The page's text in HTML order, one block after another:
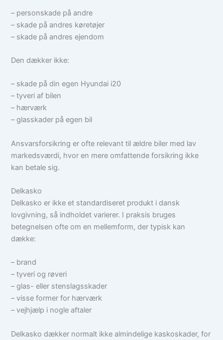
– personskade på andre
– skade på andres køretøjer
– skade på andres ejendom
Den dækker ikke:
– skade på din egen Hyundai i20
– tyveri af bilen
– hærværk
– glasskader på egen bil
Ansvarsforsikring er ofte relevant til ældre biler med lav
markedsværdi, hvor en mere omfattende forsikring ikke
kan betale sig.
Delkasko
Delkasko er ikke et standardiseret produkt i dansk
lovgivning, så indholdet varierer. I praksis bruges
betegnelsen ofte om en mellemform, der typisk kan
dække:
– brand
– tyveri og røveri
– glas- eller stenslagsskader
– visse former for hærværk
– vejhjælp i nogle aftaler
Delkasko dækker normalt ikke almindelige kaskoskader, for